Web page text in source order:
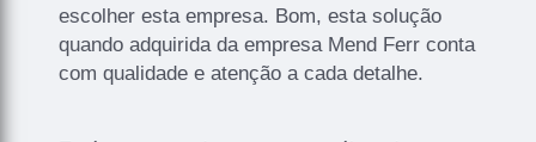
escolher esta empresa. Bom, esta solução
quando adquirida da empresa Mend Ferr conta
com qualidade e atenção a cada detalhe.